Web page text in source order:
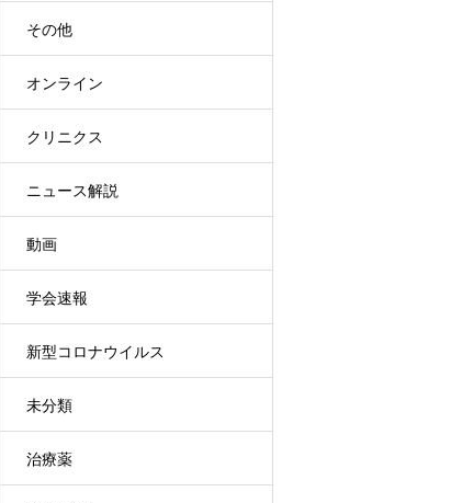
その他
オンライン
クリニクス
ニュース解説
動画
学会速報
新型コロナウイルス
未分類
治療薬